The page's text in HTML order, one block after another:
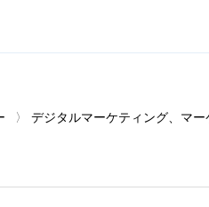
デジタルマーケティング、マ